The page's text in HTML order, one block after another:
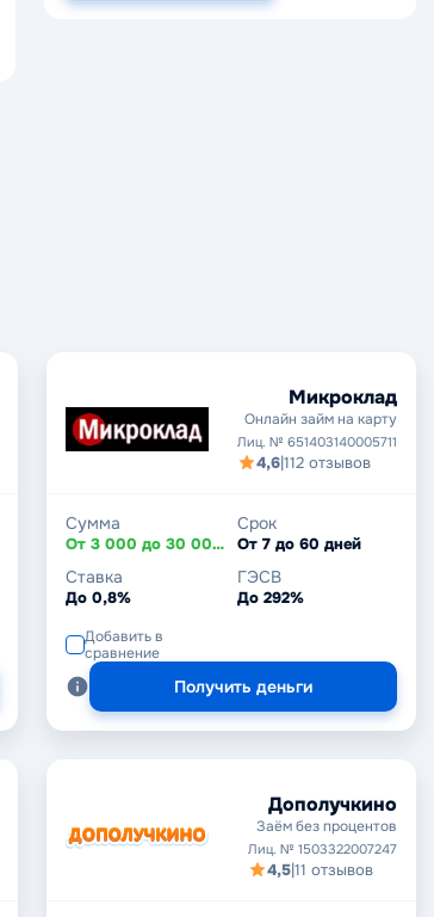
Микроклад
Онлайн займ на карту
Лиц. № 651403140005711
4,6|112 отзывов
Сумма
От 3 000 до 30 000 ₽
Срок
От 7 до 60 дней
Ставка
До 0,8%
ГЭСВ
До 292%
Добавить в
сравнение
Получить деньги
Дополучкино
Заём без процентов
Лиц. № 1503322007247
4,5|11 отзывов